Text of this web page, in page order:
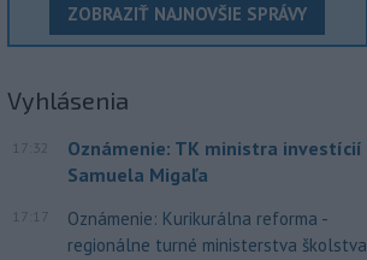
ZOBRAZIŤ NAJNOVŠIE SPRÁVY
Vyhlásenia
17:32
Oznámenie: TK ministra investícií
Samuela Migaľa
17:17
Oznámenie: Kurikurálna reforma -
regionálne turné ministerstva školstva